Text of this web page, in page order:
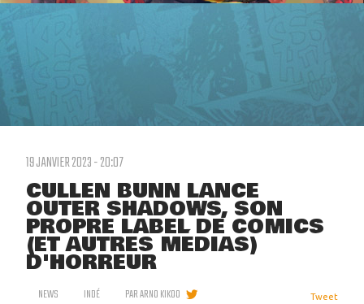
19 JANVIER 2023 - 20:07
CULLEN BUNN LANCE
OUTER SHADOWS, SON
PROPRE LABEL DE COMICS
(ET AUTRES MÉDIAS)
D'HORREUR
NEWS INDÉ PARARNO KIKOO Tweet